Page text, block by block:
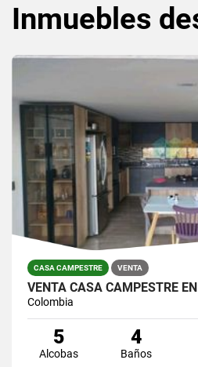
Inmuebles
CASA CAMPESTRE VENTA
VENTA CASA CAMPESTRE
Colombia
5
Alcobas
4
Baños